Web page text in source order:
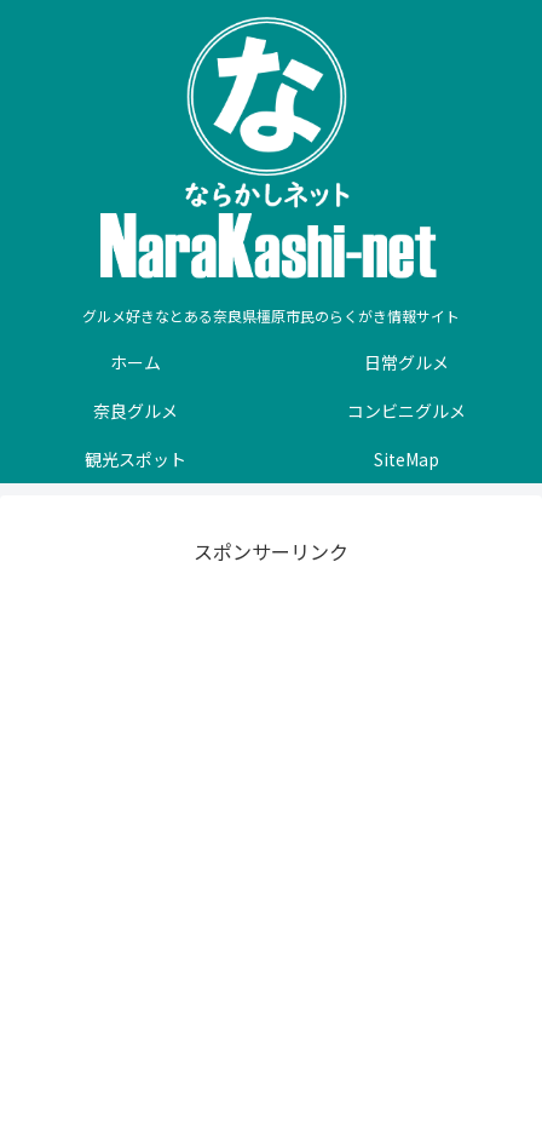
グルメ好きなとある奈良県橿原市民のらくがき情報サイト
ホーム
日常グルメ
奈良グルメ
コンビニグルメ
観光スポット
SiteMap
スポンサーリンク